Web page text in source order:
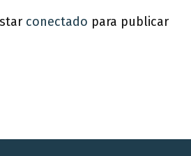
conectado para publicar